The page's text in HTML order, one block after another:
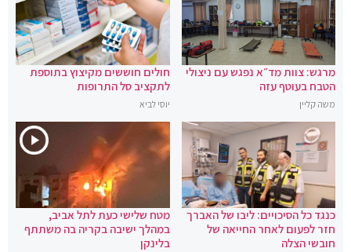
מרגש: צוות מד״א נפגש עם ניצולי
הטבח בעוטף עזה
משה קליין
חולים חוששים מקיצוץ בתוספת
לתקציב סל התרופות
יוסי לביא
כנגד כל הסיכויים: ליבו של האברך
חזר לפעום לאחר החייאה של
חובשי הצלה
מטח שלישי כעת לתל אביב,
במהלך ישיבה בקריה בה משתתף
בלינקן